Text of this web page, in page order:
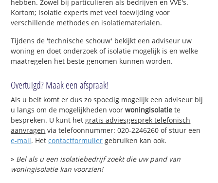
hebben. Zowel bij particulieren als bedrijven en VVE's.
Kortom; isolatie experts met veel toewijding voor
verschillende methodes en isolatiematerialen.
Tijdens de 'technische schouw' bekijkt een adviseur uw
woning en doet onderzoek of isolatie mogelijk is en welke
maatregelen het beste genomen kunnen worden.
Overtuigd? Maak een afspraak!
Als u belt komt er dus zo spoedig mogelijk een adviseur bij
u langs om de mogelijkheden voorwoningisolatie te
bespreken. U kunt hetgratis adviesgesprek telefonisch
aanvragen via telefoonnummer: 020-2246260 of stuur een
e-mail. Hetcontactformulier gebruiken kan ook.
» Bel als u een isolatiebedrijf zoekt die uw pand van
woningisolatie kan voorzien!